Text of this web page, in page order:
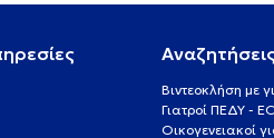
Αναζητήσεις
Βιντεοκλήση με
Γιατροί ΠΕΔΥ -
Οικογενειακοί